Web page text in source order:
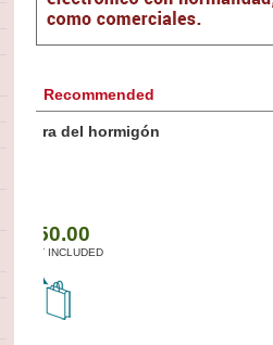
Recommended
Botánica Agroalimentaria